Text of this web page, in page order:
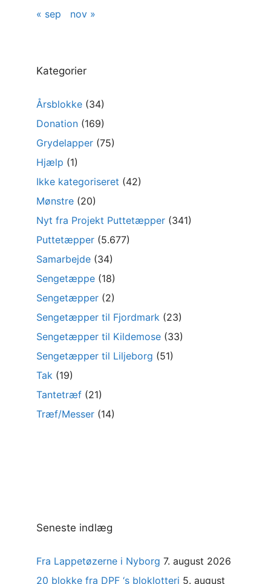
« sep nov »
Kategorier
Årsblokke (34)
Donation (169)
Grydelapper (75)
Hjælp (1)
Ikke kategoriseret (42)
Mønstre (20)
Nyt fra Projekt Puttetæpper (341)
Puttetæpper (5.677)
Samarbejde (34)
Sengetæppe (18)
Sengetæpper (2)
Sengetæpper til Fjordmark (23)
Sengetæpper til Kildemose (33)
Sengetæpper til Liljeborg (51)
Tak (19)
Tantetræf (21)
Træf/Messer (14)
Seneste indlæg
Fra Lappetøzerne i Nyborg 7. august 2026
20 blokke fra DPF ‘s bloklotteri 5. august